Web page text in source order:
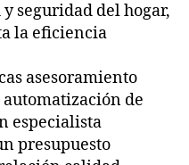
seguridad del hogar,
la eficiencia
asesoramiento
de
especialista
presupuesto